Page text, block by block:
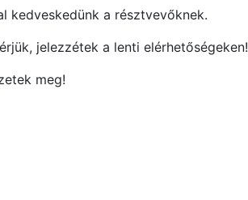
kedveskedünk a résztvevőknek.
jelezzétek a lenti elérhetőségeken!
meg!